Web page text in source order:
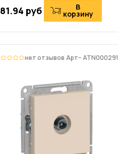
руб В
корзину
нет отзывов Арт– ATN000291